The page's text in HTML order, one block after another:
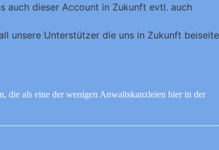
auch dieser Account in Zukunft evtl. auch
unsere Unterstützer die uns in Zukunft beiseite
die als eine der wenigen Anwaltskanzleien hier in der